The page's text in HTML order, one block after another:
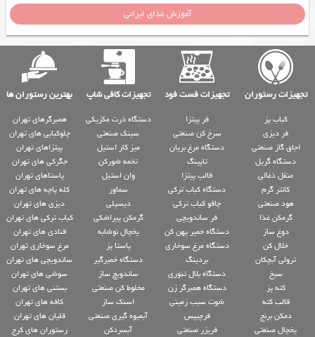
آموزش غذای ایرانی
تجهیزات رستوران تجهیزات فست فود تجهیزات کافی شاپ بهترین رستوران ها
کباب پز
فر دیزی
اجاق گاز صنعتی
دستگاه گریل
منقل ذغالی
کانتر گرم
هود صنعتی
گرمکن غذا
دوغ ساز
خلال کن
ترولی آبچکان
سیخ
کته پز
قالب کته
دمکن برنج
یخچال صنعتی
فر پیتزا
سرخ کن صنعتی
دستگاه مرغ بریان
تاپینگ
قالب پیتزا
دستگاه کباب ترکی
چاقو کباب ترکی
فر ساندویچی
دستگاه خمیر پهن کن
دستگاه مرغ سوخاری
بردینگ
دستگاه بلال تنوری
دستگاه همبرگر زن
شوت سیب زمینی
فرچیپس
فریزر صنعتی
دستگاه ذرت مکزیکی
سینک صنعتی
میز کار استیل
تخمه شورکن
وان استیل
سماور
دیسپلی
گرمکن پیراشکی
یخچال نوشابه
پاستا پز
دستگاه خمیرگیر
ساندویچ ساز
مخلوط کن صنعتی
اسنک ساز
آبمیوه گیری صنعتی
آبسردکن
همبرگرهای تهران
چلوکبابی های تهران
پیتزاهای تهران
جگرکی های تهران
پاستاهای تهران
کله پاچه های تهران
دیزی های تهران
کباب ترکی های تهران
قنادی های تهران
مرغ سوخاری تهران
ساندویچی های تهران
سوشی های تهران
بستنی های تهران
کافه های تهران
قلیان های تهران
رستوران های کرج